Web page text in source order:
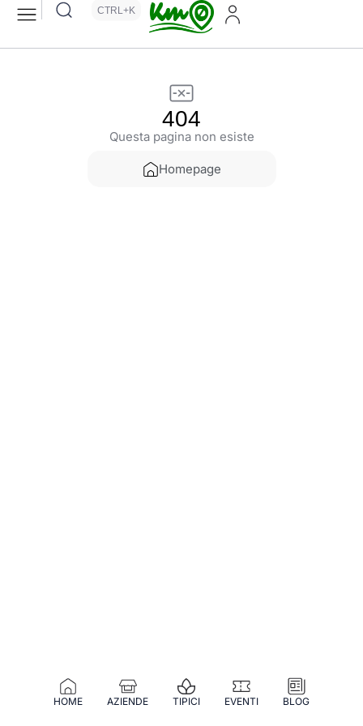
CTRL+K
HOME AZIENDE TIPICI EVENTI BLOG
404
Questa pagina non esiste
Homepage